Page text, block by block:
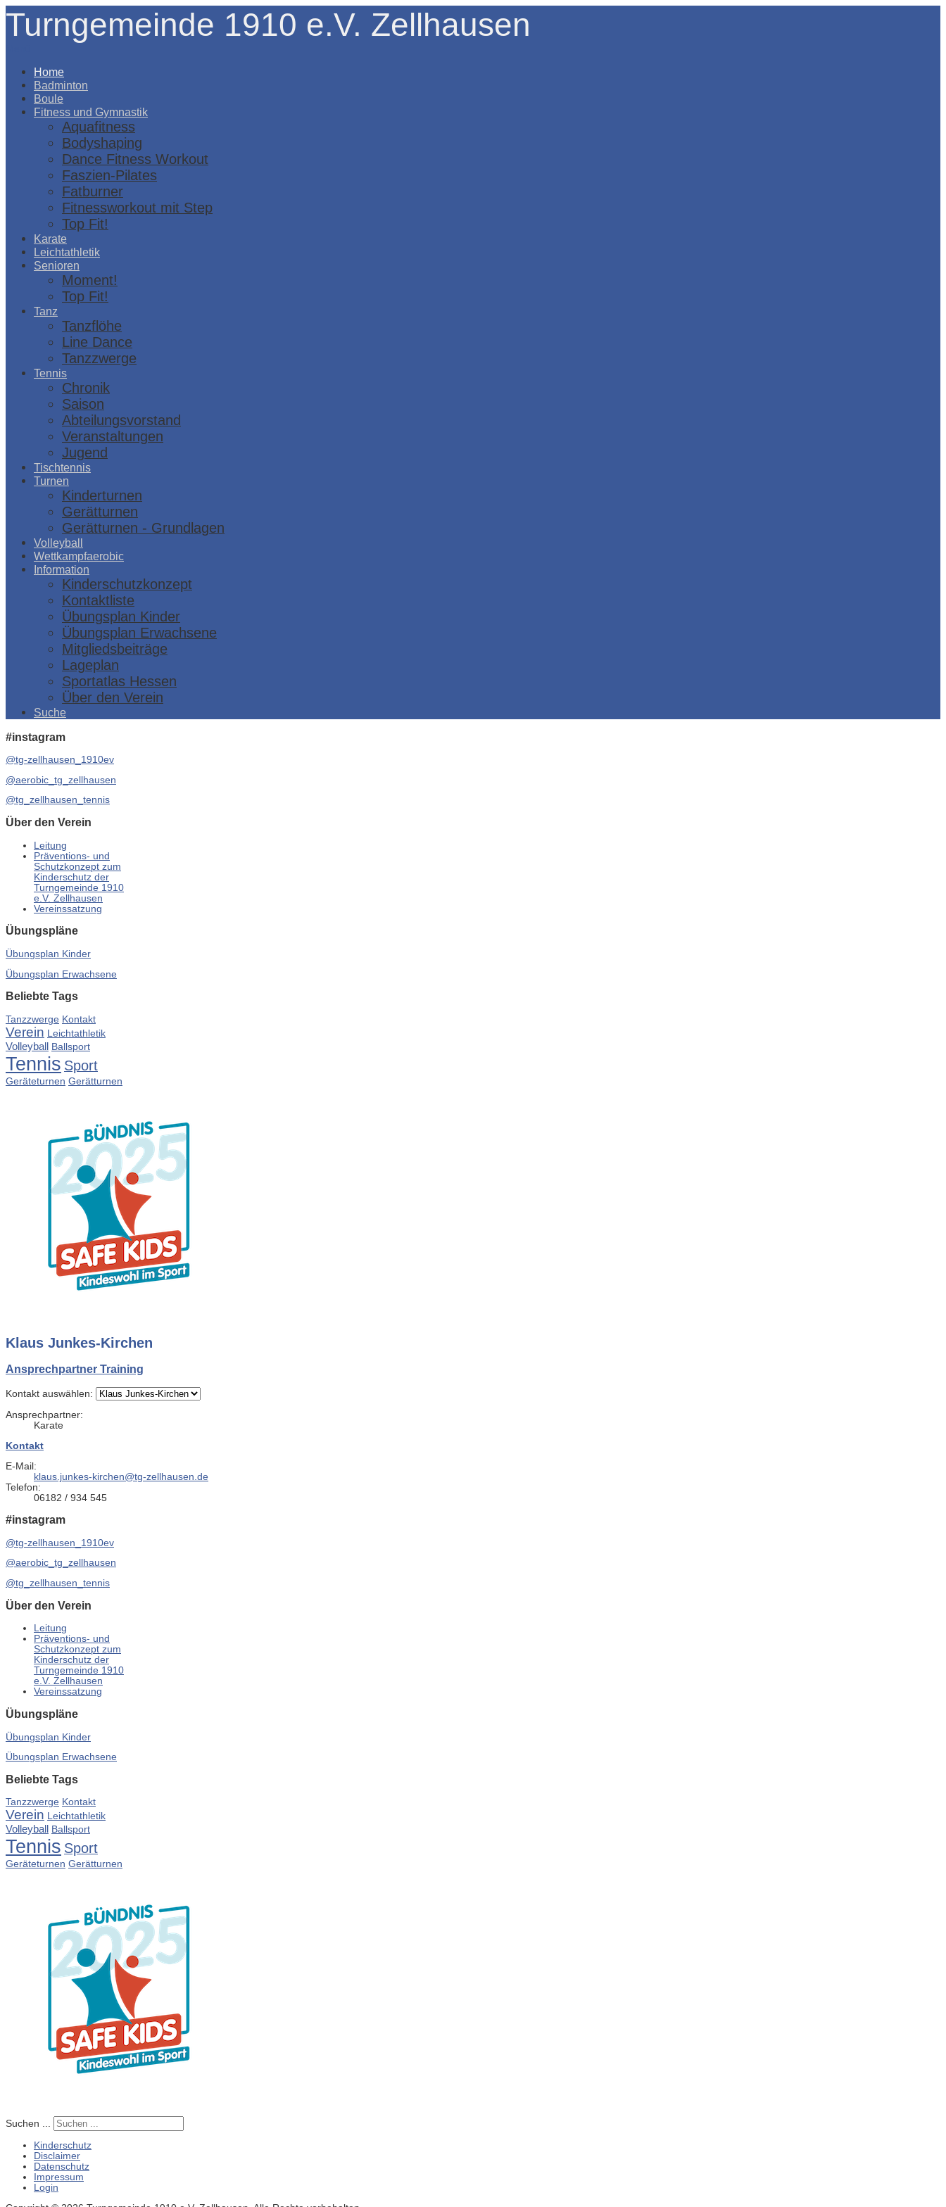
Turngemeinde 1910 e.V. Zellhausen
Home
Badminton
Boule
Fitness und Gymnastik
Aquafitness
Bodyshaping
Dance Fitness Workout
Faszien-Pilates
Fatburner
Fitnessworkout mit Step
Top Fit!
Karate
Leichtathletik
Senioren
Moment!
Top Fit!
Tanz
Tanzflöhe
Line Dance
Tanzzwerge
Tennis
Chronik
Saison
Abteilungsvorstand
Veranstaltungen
Jugend
Tischtennis
Turnen
Kinderturnen
Gerätturnen
Gerätturnen - Grundlagen
Volleyball
Wettkampfaerobic
Information
Kinderschutzkonzept
Kontaktliste
Übungsplan Kinder
Übungsplan Erwachsene
Mitgliedsbeiträge
Lageplan
Sportatlas Hessen
Über den Verein
Suche
#instagram
@tg-zellhausen_1910ev
@aerobic_tg_zellhausen
@tg_zellhausen_tennis
Über den Verein
Leitung
Präventions- und
Schutzkonzept zum
Kinderschutz der
Turngemeinde 1910
e.V. Zellhausen
Vereinssatzung
Übungspläne
Übungsplan Kinder
Übungsplan Erwachsene
Beliebte Tags
Tanzzwerge Kontakt
Verein Leichtathletik
Volleyball Ballsport
Tennis Sport
Geräteturnen Gerätturnen
Klaus Junkes-Kirchen
Ansprechpartner Training
Kontakt auswählen:
Ansprechpartner:
Karate
Kontakt
E-Mail:
klaus.junkes-kirchen@tg-zellhausen.de
Telefon:
06182 / 934 545
#instagram
@tg-zellhausen_1910ev
@aerobic_tg_zellhausen
@tg_zellhausen_tennis
Über den Verein
Leitung
Präventions- und
Schutzkonzept zum
Kinderschutz der
Turngemeinde 1910
e.V. Zellhausen
Vereinssatzung
Übungspläne
Übungsplan Kinder
Übungsplan Erwachsene
Beliebte Tags
Tanzzwerge Kontakt
Verein Leichtathletik
Volleyball Ballsport
Tennis Sport
Geräteturnen Gerätturnen
Suchen ...
Kinderschutz
Disclaimer
Datenschutz
Impressum
Login